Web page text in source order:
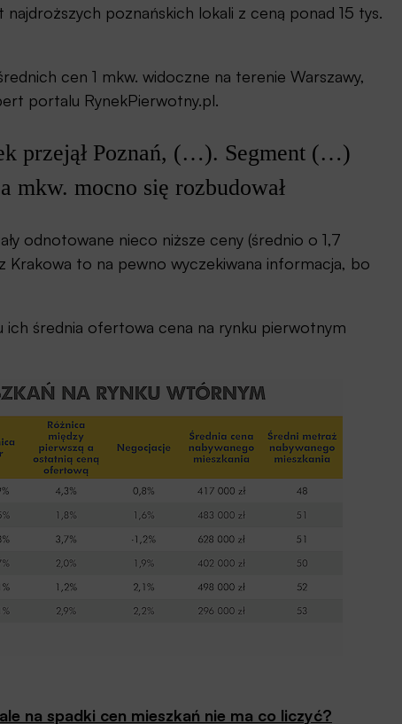
poznańskich lokali z ceną ponad 15 tys.
cen 1 mkw. widoczne na terenie Warszawy,
portalu RynekPierwotny.pl.
przejął Poznań, (…). Segment (…)
mkw. mocno się rozbudował
odnotowane nieco niższe ceny (średnio o 1,7
Krakowa to na pewno wyczekiwana informacja, bo
ich średnia ofertowa cena na rynku pierwotnym
na spadki cen mieszkań nie ma co liczyć?